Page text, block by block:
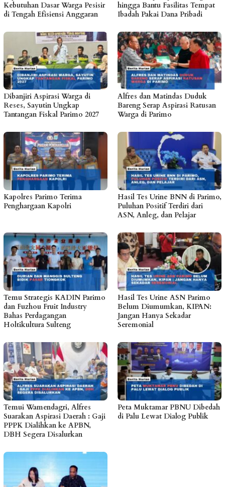
Kebutuhan Dasar Warga Pesisir
di Tengah Efisiensi Anggaran
hingga Bantu Fasilitas Tempat
Ibadah Pakai Dana Pribadi
Dibanjiri Aspirasi Warga di
Reses, Sayutin Ungkap
Tantangan Fiskal Parimo 2027
Alfres dan Matindas Duduk
Bareng Serap Aspirasi Ratusan
Warga di Parimo
Kapolres Parimo Terima
Penghargaan Kapolri
Hasil Tes Urine BNN di Parimo,
Puluhan Positif Terdiri dari
ASN, Anleg, dan Pelajar
Temu Strategis KADIN Parimo
dan Fuzhou Fruit Industry
Bahas Perdagangan
Holtikultura Sulteng
Hasil Tes Urine ASN Parimo
Belum Diumumkan, KIPAN:
Jangan Hanya Sekadar
Seremonial
Temui Wamendagri, Alfres
Suarakan Aspirasi Daerah : Gaji
PPPK Dialihkan ke APBN,
DBH Segera Disalurkan
Peta Muktamar PBNU Dibedah
di Palu Lewat Dialog Publik